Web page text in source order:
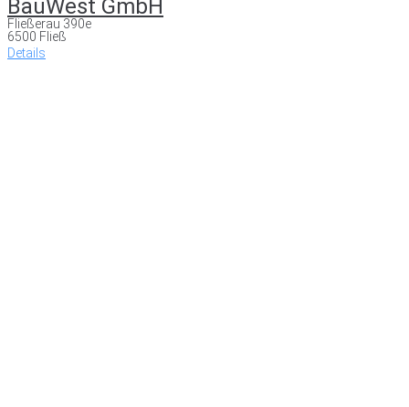
BauWest GmbH
Fließerau 390e
6500 Fließ
Details